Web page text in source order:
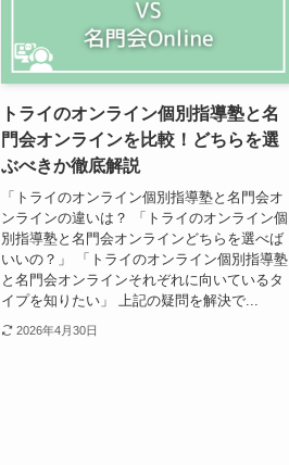
トライのオンライン個別指導塾と名
門会オンラインを比較！どちらを選
ぶべきか徹底解説
「トライのオンライン個別指導塾と名門会オ
ンラインの違いは？ 「トライのオンライン個
別指導塾と名門会オンラインどちらを選べば
いいの？」 「トライのオンライン個別指導塾
と名門会オンラインそれぞれに向いているタ
イプを知りたい」 上記の疑問を解決で...
2026年4月30日